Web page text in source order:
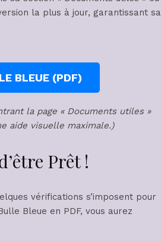
la plus à jour, garantissant sa
BLEUE (PDF)
la page « Documents utiles »
aide visuelle maximale.)
Prêt !
vérifications s’imposent pour
Bleue en PDF, vous aurez